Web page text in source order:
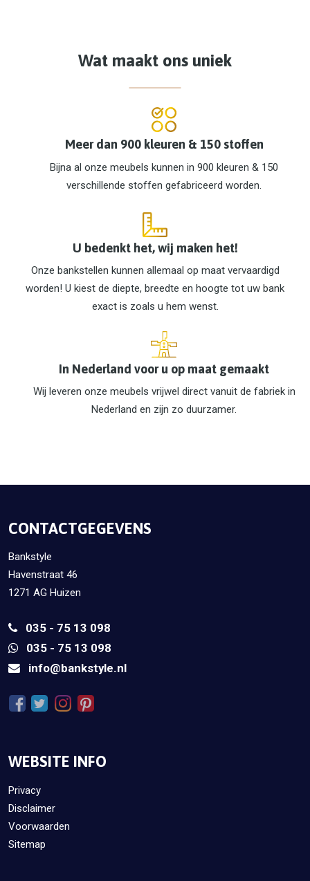
Wat maakt ons uniek
Meer dan 900 kleuren & 150 stoffen
Bijna al onze meubels kunnen in 900 kleuren & 150
verschillende stoffen gefabriceerd worden.
U bedenkt het, wij maken het!
Onze bankstellen kunnen allemaal op maat vervaardigd
worden! U kiest de diepte, breedte en hoogte tot uw bank
exact is zoals u hem wenst.
In Nederland voor u op maat gemaakt
Wij leveren onze meubels vrijwel direct vanuit de fabriek in
Nederland en zijn zo duurzamer.
CONTACTGEGEVENS
Bankstyle
Havenstraat 46
1271 AG Huizen
035 - 75 13 098
035 - 75 13 098
info@bankstyle.nl
WEBSITE INFO
Privacy
Disclaimer
Voorwaarden
Sitemap